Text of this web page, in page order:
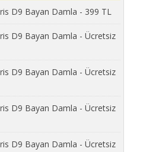
D9 Bayan Damla - 399 TL
D9 Bayan Damla - Ücretsiz
D9 Bayan Damla - Ücretsiz
D9 Bayan Damla - Ücretsiz
D9 Bayan Damla - Ücretsiz